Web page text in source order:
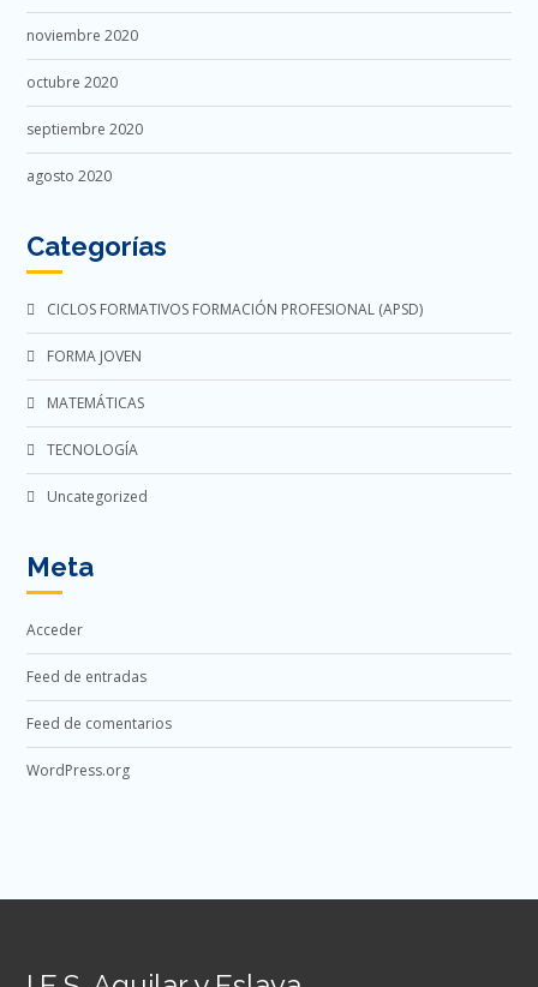
noviembre 2020
octubre 2020
septiembre 2020
agosto 2020
Categorías
CICLOS FORMATIVOS FORMACIÓN PROFESIONAL (APSD)
FORMA JOVEN
MATEMÁTICAS
TECNOLOGÍA
Uncategorized
Meta
Acceder
Feed de entradas
Feed de comentarios
WordPress.org